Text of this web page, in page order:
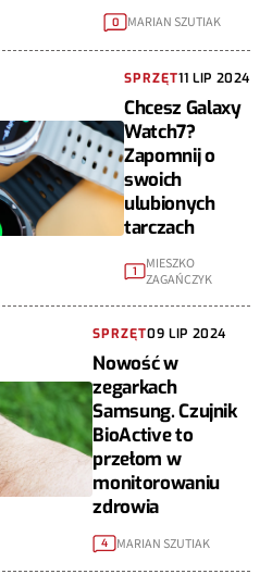
0 MARIAN SZUTIAK
SPRZĘT11 LIP 2024
Chcesz Galaxy
Watch7?
Zapomnij o
swoich
ulubionych
tarczach
1
MIESZKO
ZAGAŃCZYK
SPRZĘT09 LIP 2024
Nowość w
zegarkach
Samsung. Czujnik
BioActive to
przełom w
monitorowaniu
zdrowia
4 MARIAN SZUTIAK